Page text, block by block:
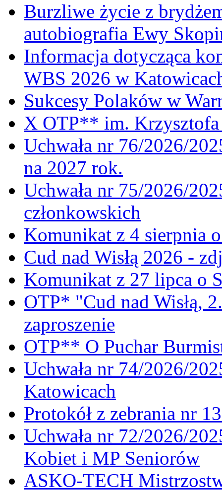
Burzliwe życie z
autobiografia Ewy
Informacja dotycząca
WBS 2026 w
Sukcesy Polaków w
X OTP** im. Krzysztofa
Uchwała nr 76/2026/
na 2027 rok.
Uchwała nr 75/2026/
członkowskich
Komunikat z 4 sierpnia
Cud nad Wisłą 2026 -
Komunikat z 27 lipca o
OTP* "Cud nad Wisłą,
zaproszenie
OTP** O Puchar
Uchwała nr 74/2026/
Katowicach
Protokół z zebrania nr
Uchwała nr 72/2026/
Kobiet i MP Seniorów
ASKO-TECH